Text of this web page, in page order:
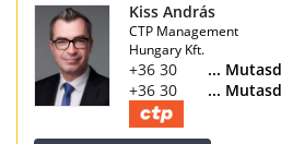
Kiss András
CTP Management
Hungary Kft.
+36 30 847 3671... Mutasd
+36 30 167 8218... Mutasd